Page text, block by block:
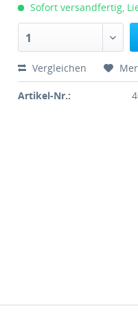
Sofort versandfertig,
1
Vergleichen
Artikel-Nr.: